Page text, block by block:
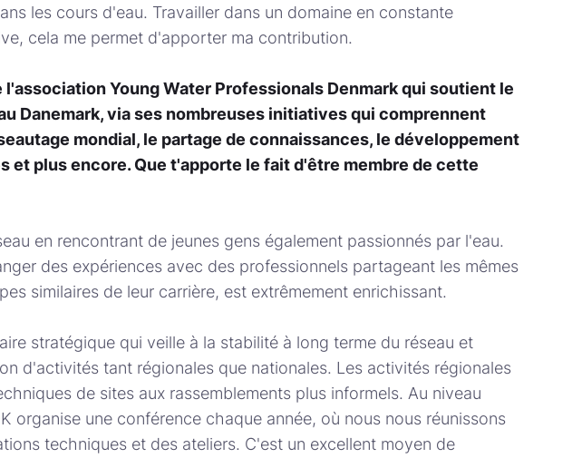
les cours d'eau. Travailler dans un domaine en constante
cela me permet d'apporter ma contribution.
l'association Young Water Professionals Denmark qui soutient le
Danemark, via ses nombreuses initiatives qui comprennent
mondial, le partage de connaissances, le développement
et plus encore. Que t'apporte le fait d'être membre de cette
en rencontrant de jeunes gens également passionnés par l'eau.
des expériences avec des professionnels partageant les mêmes
similaires de leur carrière, est extrêmement enrichissant.
stratégique qui veille à la stabilité à long terme du réseau et
d'activités tant régionales que nationales. Les activités régionales
de sites aux rassemblements plus informels. Au niveau
organise une conférence chaque année, où nous nous réunissons
techniques et des ateliers. C'est un excellent moyen de